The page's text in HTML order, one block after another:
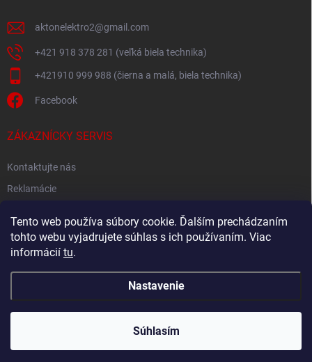
Tento web používa súbory cookie. Ďalším prechádzaním
tohto webu vyjadrujete súhlas s ich používaním. Viac
informácií tu.
Nastavenie
Súhlasím
aktonelektro2@gmail.com
+421 918 378 281 (veľká biela technika)
+421910 999 988 (čierna a malá, biela technika)
Facebook
ZÁKAZNÍCKY SERVIS
Kontaktujte nás
Reklamácie
Akton.sk. Všetky práva vyhradené.